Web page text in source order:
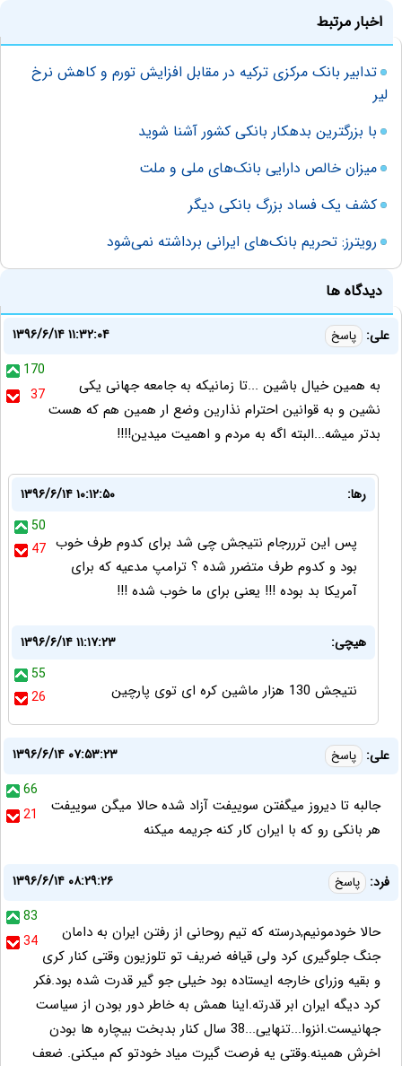
اخبار مرتبط
تدابیر بانک مرکزی ترکیه در مقابل افزایش تورم و کاهش نرخ
لیر
با بزرگترین بدهکار بانکی کشور آشنا شوید
میزان خالص دارایی بانک‌های ملی و ملت
کشف یک فساد بزرگ بانکی دیگر
رویترز: تحریم بانک‌های ایرانی برداشته نمی‌شود
دیدگاه ها
علی: پاسخ
۱۳۹۶/۶/۱۴ ۱۱:۳۲:۰۴
170
37
به همین خیال باشین ...تا زمانیکه به جامعه جهانی یکی
نشین و به قوانین احترام نذارین وضع ار همین هم که هست
بدتر میشه...البته اگه به مردم و اهمیت میدین!!!!
رها:
۱۳۹۶/۶/۱۴ ۱۰:۱۲:۵۰
50
47 پس این ترررجام نتیجش چی شد برای کدوم طرف خوب
بود و کدوم طرف متضرر شده ؟ ترامپ مدعیه که برای
آمریکا بد بوده !!! یعنی برای ما خوب شده !!!
هیچی:
۱۳۹۶/۶/۱۴ ۱۱:۱۷:۲۳
55
26
نتیجش 130 هزار ماشین کره ای توی پارچین
علی: پاسخ
۱۳۹۶/۶/۱۴ ۰۷:۵۳:۲۳
66
21
جالبه تا دیروز میگفتن سوییفت آزاد شده حالا میگن سوییفت
هر بانکی رو که با ایران کار کنه جریمه میکنه
فرد: پاسخ
۱۳۹۶/۶/۱۴ ۰۸:۲۹:۲۶
83
34
حالا خودمونیم,درسته که تیم روحانی از رفتن ایران به دامان
جنگ جلوگیری کرد ولی قیافه ضریف تو تلوزیون وقتی کنار کری
و بقیه وزرای خارجه ایستاده بود خیلی جو گیر قدرت شده بود.فکر
کرد دیگه ایران ابر قدرته.اینا همش به خاطر دور بودن از سیاست
جهانیست.انزوا...تنهایی...38 سال کنار بدبخت بیچاره ها بودن
اخرش همینه.وقتی یه فرصت گیرت میاد خودتو کم میکنی. ضعف